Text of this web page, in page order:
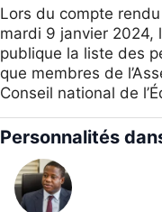
Lors du compte
mardi 9 janvier 2024,
publique la liste des
que membres de
Conseil national de
Personnalités